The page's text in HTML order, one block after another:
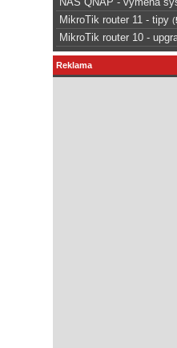
MikroTik router 11 - tipy (
MikroTik router 10 -
Reklama